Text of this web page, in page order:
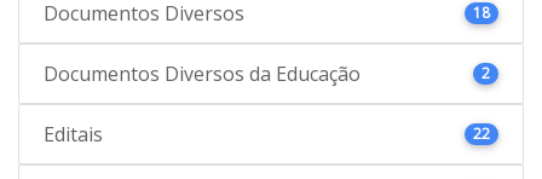
Documentos Diversos 18
Documentos Diversos da Educação 2
Editais 22